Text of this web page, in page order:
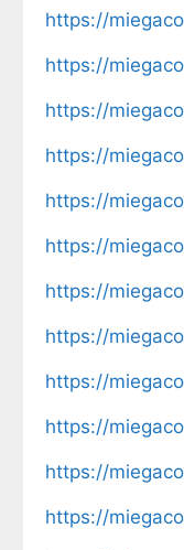
https://
https://
https://
https://
https://
https://
https://
https://
https://
https://
https://
https://